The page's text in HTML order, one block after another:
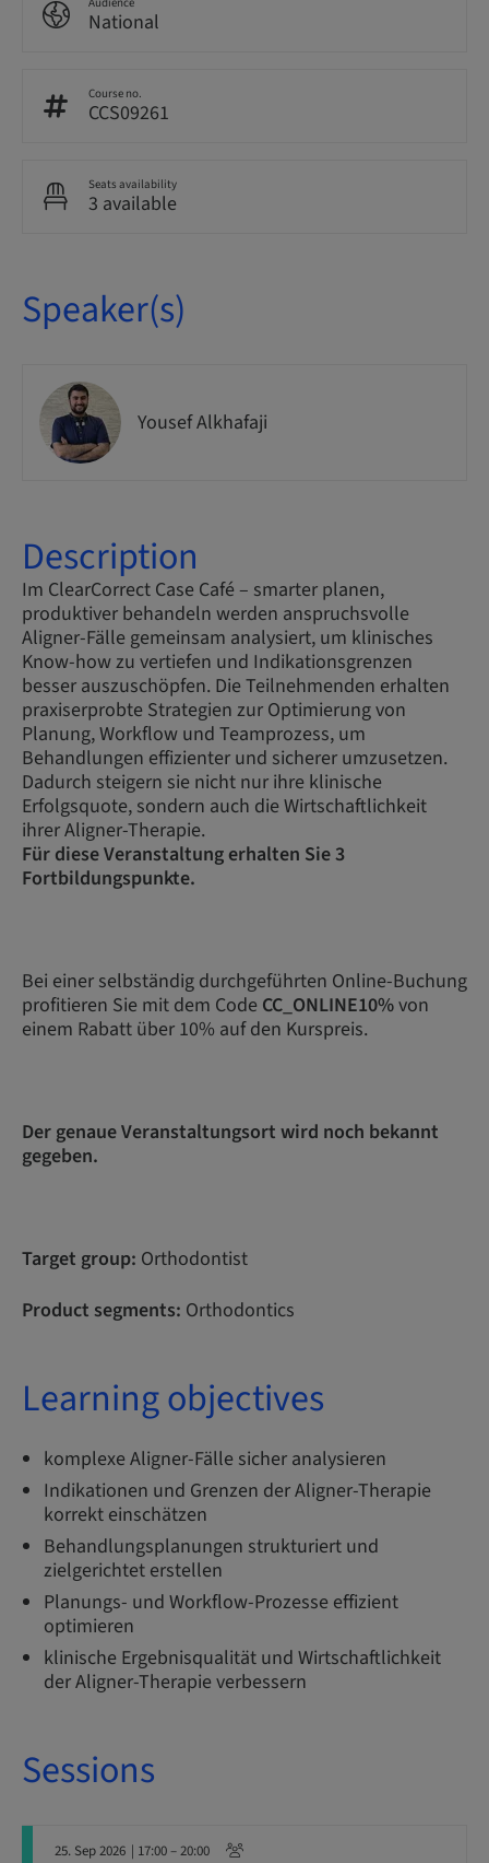
National
Course no.
CCS09261
Seats availability
3 available
Speaker(s)
Yousef Alkhafaji
Description
Im ClearCorrect Case Café – smarter planen,
produktiver behandeln werden anspruchsvolle
Aligner-Fälle gemeinsam analysiert, um klinisches
Know-how zu vertiefen und Indikationsgrenzen
besser auszuschöpfen. Die Teilnehmenden erhalten
praxiserprobte Strategien zur Optimierung von
Planung, Workflow und Teamprozess, um
Behandlungen effizienter und sicherer umzusetzen.
Dadurch steigern sie nicht nur ihre klinische
Erfolgsquote, sondern auch die Wirtschaftlichkeit
ihrer Aligner-Therapie.
Für diese Veranstaltung erhalten Sie 3
Fortbildungspunkte.
Bei einer selbständig durchgeführten Online-Buchung
profitieren Sie mit dem Code CC_ONLINE10%von
einem Rabatt über 10% auf den Kurspreis.
Der genaue Veranstaltungsort wird noch bekannt
gegeben.
Target group: Orthodontist
Product segments: Orthodontics
Learning objectives
komplexe Aligner-Fälle sicher analysieren
Indikationen und Grenzen der Aligner-Therapie
korrekt einschätzen
Behandlungsplanungen strukturiert und
zielgerichtet erstellen
Planungs- und Workflow-Prozesse effizient
optimieren
klinische Ergebnisqualität und Wirtschaftlichkeit
der Aligner-Therapie verbessern
Sessions
25. Sep 2026 | 17:00 – 20:00